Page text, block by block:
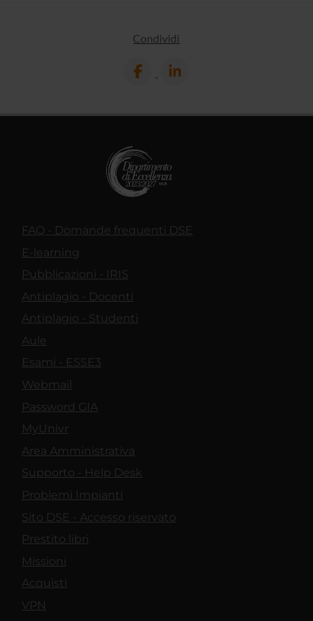
Condividi
FAQ - Domande frequenti DSE
E-learning
Pubblicazioni - IRIS
Antiplagio - Docenti
Antiplagio - Studenti
Aule
Esami - ESSE3
Webmail
Password GIA
MyUnivr
Area Amministrativa
Supporto - Help Desk
Problemi Impianti
Sito DSE - Accesso riservato
Prestito libri
Missioni
Acquisti
VPN